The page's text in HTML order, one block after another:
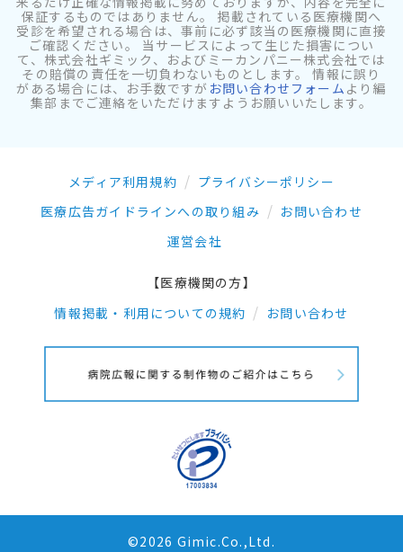
保証するものではありません。 掲載されている医療機関へ
受診を希望される場合は、事前に必ず該当の医療機関に直接
ご確認ください。 当サービスによって生じた損害につい
て、株式会社ギミック、およびミーカンパニー株式会社では
その賠償の責任を一切負わないものとします。 情報に誤り
がある場合には、お手数ですが お問い合わせフォーム より編
集部までご連絡をいただけますようお願いいたします。
メディア利用規約
プライバシーポリシー
医療広告ガイドラインへの取り組み
お問い合わせ
運営会社
【医療機関の方】
情報掲載・利用についての規約
お問い合わせ
©2026 Gimic.Co.,Ltd.